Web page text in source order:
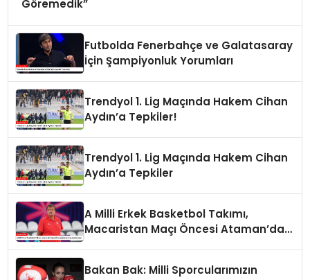
Göremedik”
Futbolda Fenerbahçe ve Galatasaray
İçin Şampiyonluk Yorumları
Trendyol 1. Lig Maçında Hakem Cihan
Aydın’a Tepkiler!
Trendyol 1. Lig Maçında Hakem Cihan
Aydın’a Tepkiler
A Milli Erkek Basketbol Takımı,
Macaristan Maçı Öncesi Ataman’dan
Bakan Bak: Milli Sporcularımızın